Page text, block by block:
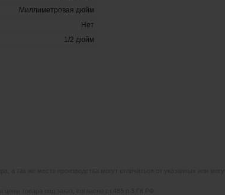
Миллиметровая дюйм
Нет
1/2 дюйм